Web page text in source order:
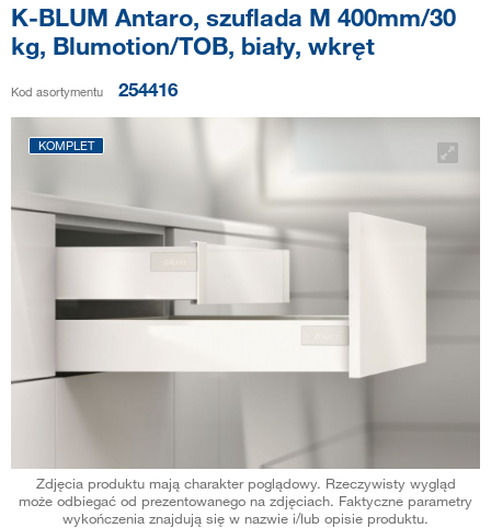
K-BLUM Antaro, szuflada M 400mm/30
kg, Blumotion/TOB, biały, wkręt
Kod asortymentu 254416
KOMPLET
Zdjęcia produktu mają charakter poglądowy. Rzeczywisty wygląd
może odbiegać od prezentowanego na zdjęciach. Faktyczne parametry
wykończenia znajdują się w nazwie i/lub opisie produktu.